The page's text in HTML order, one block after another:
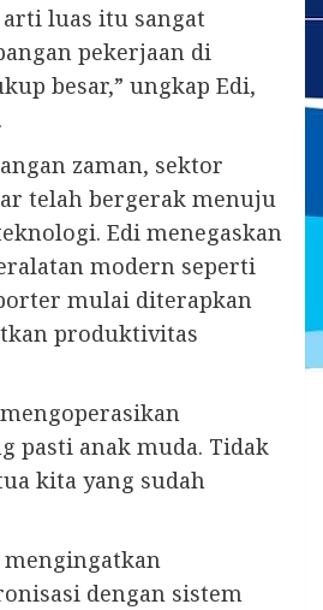
luas itu sangat
pekerjaan di
besar,” ungkap Edi,
zaman, sektor
telah bergerak menuju
Edi menegaskan
modern seperti
mulai diterapkan
produktivitas
pasti anak muda. Tidak
kita yang sudah
dengan sistem